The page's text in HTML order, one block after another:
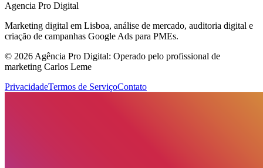
Agencia Pro Digital
Marketing digital em Lisboa, análise de mercado, auditoria digital e
criação de campanhas Google Ads para PMEs.
© 2026 Agência Pro Digital: Operado pelo profissional de
marketing Carlos Leme
PrivacidadeTermos de ServiçoContato